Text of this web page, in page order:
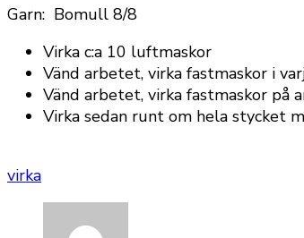
Garn: Bomull 8/8
Virka c:a 10 luftmaskor
Vänd arbetet, virka fastmaskor i
Vänd arbetet, virka fastmaskor på
Virka sedan runt om hela stycket
virka